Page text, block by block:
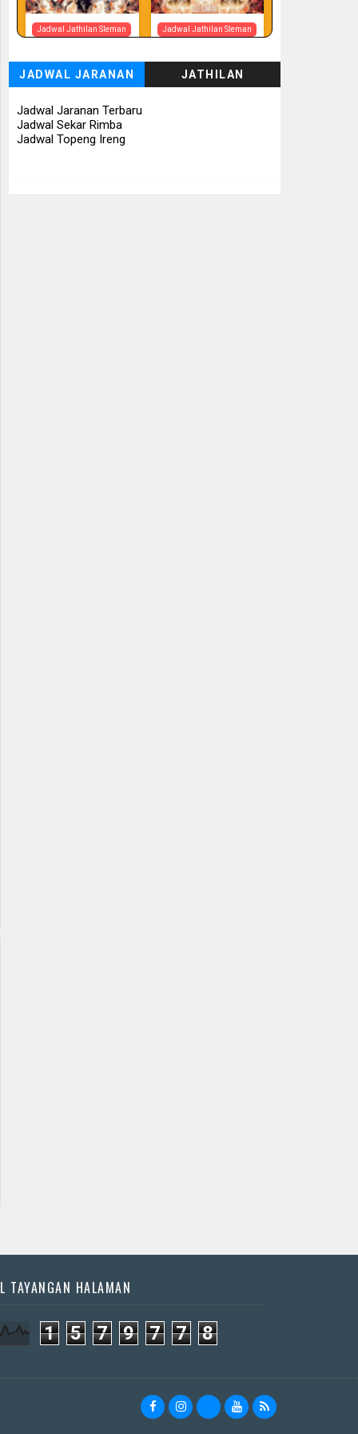
Jadwal Jathilan Sleman
📅 Besok (7/8)
Jadwal Jathilan Sleman
Tunggul Rukun
📅 Besok (7/8)
JADWAL JARANAN JATHILAN
Jadwal Jaranan Terbaru
Jadwal Sekar Rimba
Jadwal Topeng Ireng
TAYANGAN HALAMAN
1 5 7 9 7 7 8